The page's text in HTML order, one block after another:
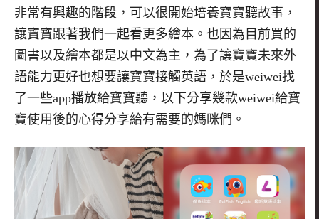
非常有興趣的階段，可以很開始培養寶寶聽故事，
讓寶寶跟著我們一起看更多繪本。也因為目前買的
圖書以及繪本都是以中文為主，為了讓寶寶未來外
語能力更好也想要讓寶寶接觸英語，於是weiwei找
了一些app播放給寶寶聽，以下分享幾款weiwei給寶
寶使用後的心得分享給有需要的媽咪們。